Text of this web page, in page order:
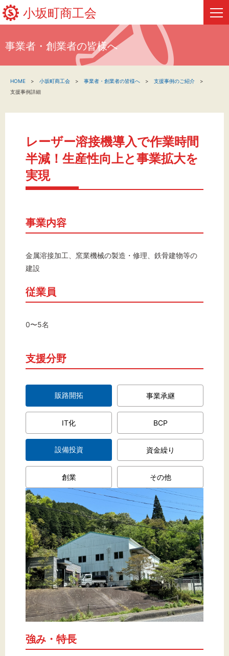
小坂町商工会
新着情報
関係機関の方へ
小坂町商工会について
文字サイズ
標準 拡大
事業者・創業者の皆様へ
HOME 小坂町商工会 事業者・創業者の皆様へ
支援事例のご紹介
支援事例詳細
レーザー溶接機導入で作業時間
半減！生産性向上と事業拡大を
実現
事業内容
金属溶接加工、窯業機械の製造・修理、鉄骨建物等の
建設
従業員
0〜5名
支援分野
販路開拓 事業承継
IT化 BCP
設備投資 資金繰り
創業 その他
強み・特長